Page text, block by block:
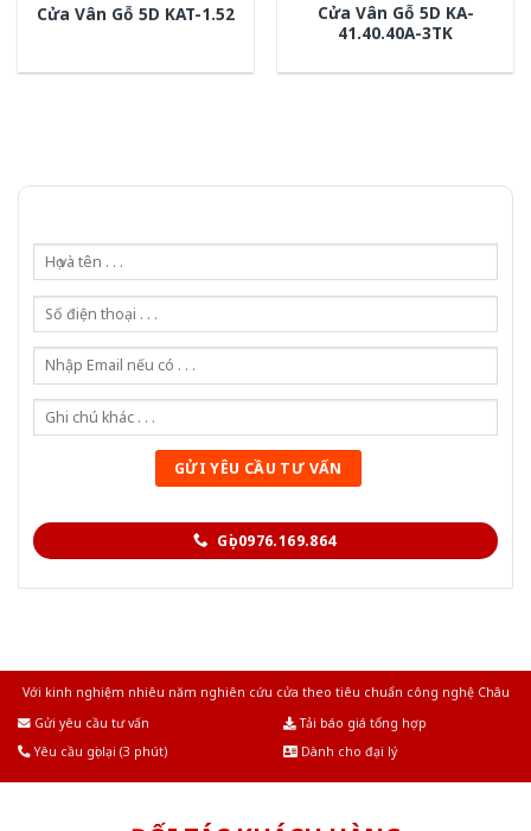
Cửa Vân Gỗ 5D KAT-1.52
Cửa Vân Gỗ 5D KA-
41.40.40A-3TK
Gọi 0976.169.864
Với kinh nghiệm nhiêu năm nghiên cứu cửa theo tiêu chuẩn công nghệ Châu
Gửi yêu cầu tư vấn
Tải báo giá tổng hợp
Yêu cầu gọi lại (3 phút)
Dành cho đại lý